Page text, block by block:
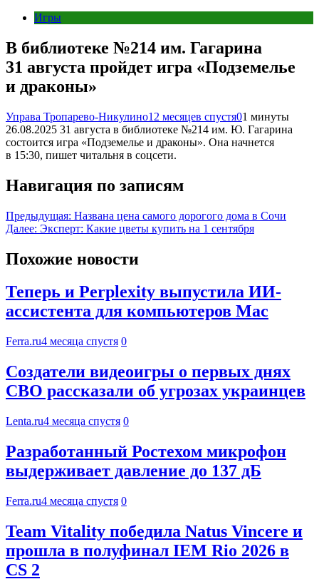
Игры
В библиотеке №214 им. Гагарина
31 августа пройдет игра «Подземелье
и драконы»
Управа Тропарево-Никулино12 месяцев спустя01 минуты
26.08.2025 31 августа в библиотеке №214 им. Ю. Гагарина
состоится игра «Подземелье и драконы». Она начнется
в 15:30, пишет читальня в соцсети.
Навигация по записям
Предыдущая: Названа цена самого дорогого дома в Сочи
Далее: Эксперт: Какие цветы купить на 1 сентября
Похожие новости
Теперь и Perplexity выпустила ИИ-
ассистента для компьютеров Mac
Ferra.ru4 месяца спустя 0
Создатели видеоигры о первых днях
СВО рассказали об угрозах украинцев
Lenta.ru4 месяца спустя 0
Разработанный Ростехом микрофон
выдерживает давление до 137 дБ
Ferra.ru4 месяца спустя 0
Team Vitality победила Natus Vincere и
прошла в полуфинал IEM Rio 2026 в
CS 2